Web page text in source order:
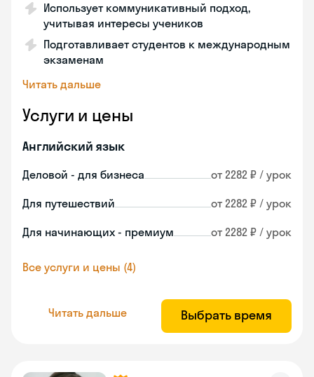
Использует коммуникативный подход,
учитывая интересы учеников
Подготавливает студентов к международным
экзаменам
Читать дальше
Услуги и цены
Английский язык
Деловой - для бизнеса от 2282 ₽ / урок
Для путешествий от 2282 ₽ / урок
Для начинающих - премиум от 2282 ₽ / урок
Все услуги и цены (4)
Читать дальше Выбрать время